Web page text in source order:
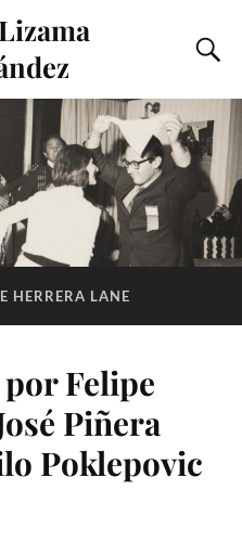
HERRERA LANE
Felipe
Piñera
Poklepovic